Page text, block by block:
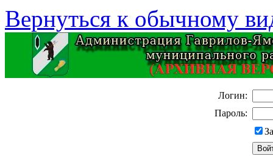
Вернуться к обычному
Логин:
Пароль: